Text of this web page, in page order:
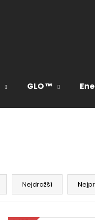
GLO ™
Nejdražší